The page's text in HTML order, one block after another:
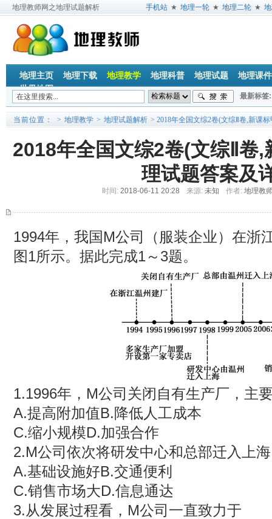
地理教师网之地理试题解析 手机站 ★ 地理一轮 ★ 地理二轮 ★
地理主页 地理下载 地理教学 地理科普 地理试题
地理课件
世界地图
最新标签:
垂直地带
当前位置： > 地理教学 > 地理试题解析 > 2018年全国文综2卷(文综Ⅱ卷,新课
2018年全国文综2卷(文综Ⅱ卷
理试题答案及
时间: 2018-06-11 20:28 来源: 未知 作者: 地理教
1994年，我国M公司（服装企业）在浙
图1所示。据此完成1～3题。
1.1996年，M公司关闭自有生产厂，主
A.提高附加值B.降低人工成本
C.缩小规模D.加强合作
2.M公司依次将研发中心和总部迁入上
A.基础设施好B.交通便利
C.销售市场大D.信息通达
3.从发展过程看，M公司一直致力于